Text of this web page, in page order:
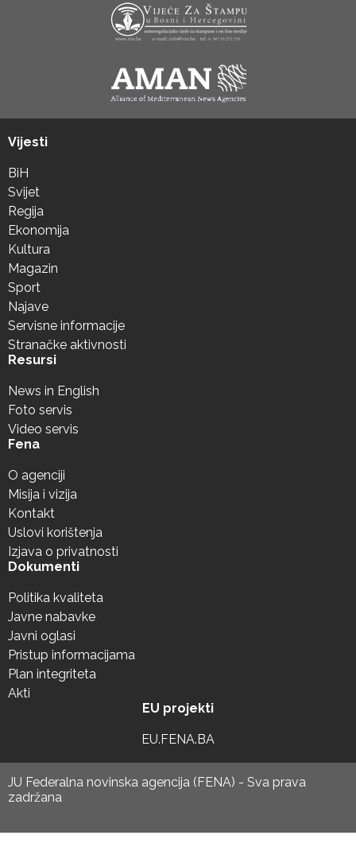
Vijesti
BiH
Svijet
Regija
Ekonomija
Kultura
Magazin
Sport
Najave
Servisne informacije
Stranačke aktivnosti
Resursi
News in English
Foto servis
Video servis
Fena
O agenciji
Misija i vizija
Kontakt
Uslovi korištenja
Izjava o privatnosti
Dokumenti
Politika kvaliteta
Javne nabavke
Javni oglasi
Pristup informacijama
Plan integriteta
Akti
EU projekti
EU.FENA.BA
JU Federalna novinska agencija (FENA) - Sva prava
zadržana